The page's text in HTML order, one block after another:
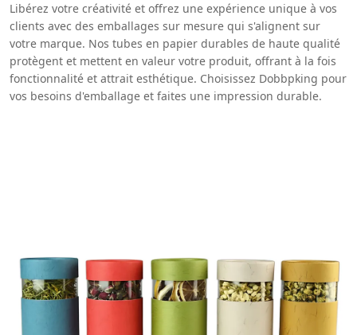
Libérez votre créativité et offrez une expérience unique à vos
clients avec des emballages sur mesure qui s'alignent sur
votre marque. Nos tubes en papier durables de haute qualité
protègent et mettent en valeur votre produit, offrant à la fois
fonctionnalité et attrait esthétique. Choisissez Dobbpking pour
vos besoins d'emballage et faites une impression durable.